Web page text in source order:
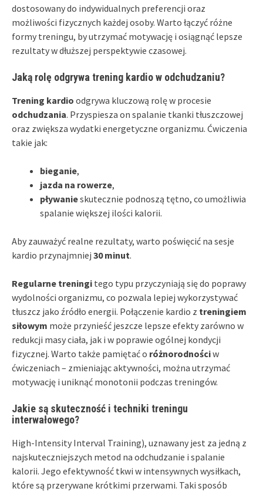
dostosowany do indywidualnych preferencji oraz
możliwości fizycznych każdej osoby. Warto łączyć różne
formy treningu, by utrzymać motywację i osiągnąć lepsze
rezultaty w dłuższej perspektywie czasowej.
Jaką rolę odgrywa trening kardio w odchudzaniu?
Trening kardio odgrywa kluczową rolę w procesie
odchudzania. Przyspiesza on spalanie tkanki tłuszczowej
oraz zwiększa wydatki energetyczne organizmu. Ćwiczenia
takie jak:
bieganie,
jazda na rowerze,
pływanieskutecznie podnoszą tętno, co umożliwia
spalanie większej ilości kalorii.
Aby zauważyć realne rezultaty, warto poświęcić na sesje
kardio przynajmniej 30 minut.
Regularne treningi tego typu przyczyniają się do poprawy
wydolności organizmu, co pozwala lepiej wykorzystywać
tłuszcz jako źródło energii. Połączenie kardio z treningiem
siłowym może przynieść jeszcze lepsze efekty zarówno w
redukcji masy ciała, jak i w poprawie ogólnej kondycji
fizycznej. Warto także pamiętać o różnorodnościw
ćwiczeniach – zmieniając aktywności, można utrzymać
motywację i uniknąć monotonii podczas treningów.
Jakie są skuteczność i techniki treningu
interwałowego?
High-Intensity Interval Training), uznawany jest za jedną z
najskuteczniejszych metod na odchudzanie i spalanie
kalorii. Jego efektywność tkwi w intensywnych wysiłkach,
które są przerywane krótkimi przerwami. Taki sposób